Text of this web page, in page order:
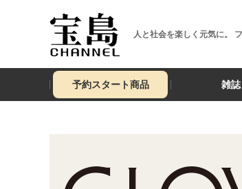
人と社会を楽しく元気に。
予約スタート商品 雑誌